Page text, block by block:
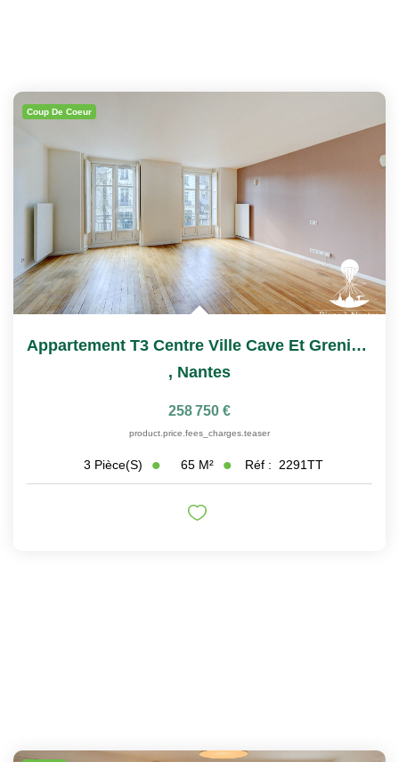
Coup De Coeur
Appartement T3 Centre Ville Cave Et Grenier Balcon
, Nantes
258 750 €
product.price.fees_charges.teaser
3 Pièce(s) 65 M² Réf : 2291TT